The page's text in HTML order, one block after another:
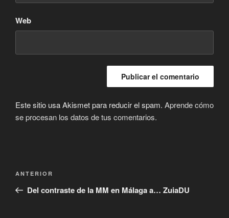
Web
Este sitio usa Akismet para reducir el spam. Aprende cómo
se procesan los datos de tus comentarios.
entradas
Entrada
anterior:
ANTERIOR
Del contraste de la MM en Málaga a… ZuiaDU